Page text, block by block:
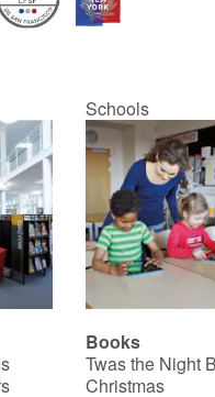
Schools
Books
Twas the Night
Christmas